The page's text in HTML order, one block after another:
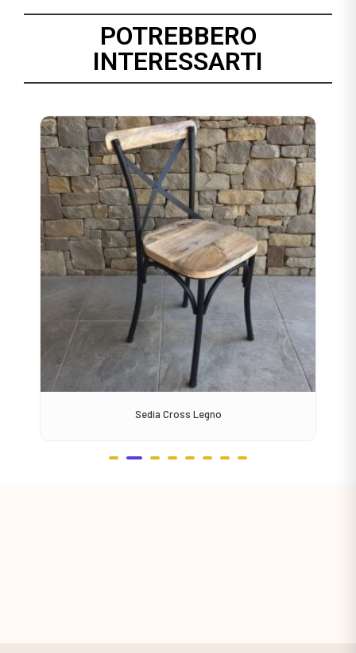
POTREBBERO
INTERESSARTI
Sedia Cross Legno